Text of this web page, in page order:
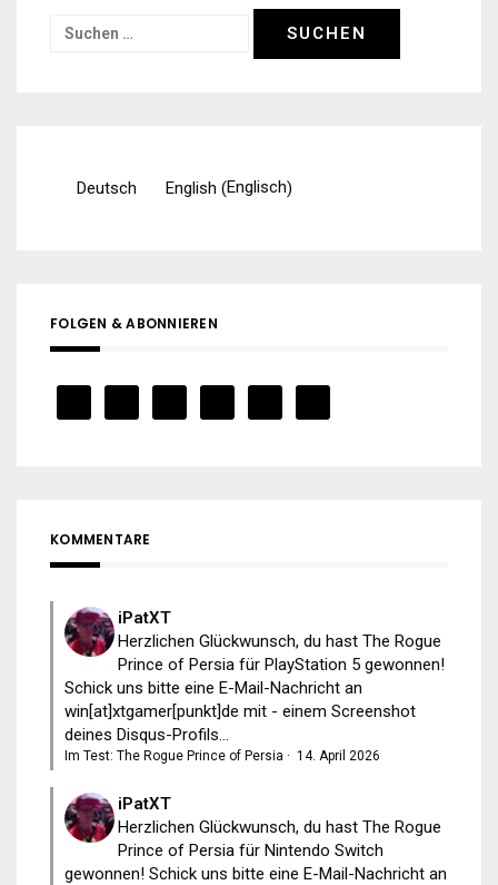
Suchen
Deutsch English (Englisch)
FOLGEN & ABONNIEREN
KOMMENTARE
iPatXT
Herzlichen Glückwunsch, du hast The Rogue
Prince of Persia für PlayStation 5 gewonnen!
Schick uns bitte eine E-Mail-Nachricht an
win[at]xtgamer[punkt]de mit - einem Screenshot
deines Disqus-Profils...
Im Test: The Rogue Prince of Persia · 14. April 2026
iPatXT
Herzlichen Glückwunsch, du hast The Rogue
Prince of Persia für Nintendo Switch
gewonnen! Schick uns bitte eine E-Mail-Nachricht an